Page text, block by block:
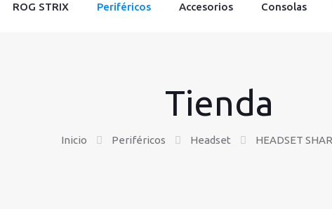
ROG STRIX Periféricos Accesorios Consolas
Tienda
Inicio Periféricos Headset HEADSET